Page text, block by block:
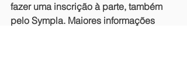
fazer uma inscrição à parte, também
pelo Sympla. Maiores informações